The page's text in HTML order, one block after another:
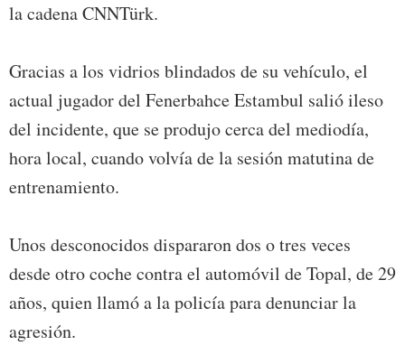
la cadena CNNTürk.
Gracias a los vidrios blindados de su vehículo, el
actual jugador del Fenerbahce Estambul salió ileso
del incidente, que se produjo cerca del mediodía,
hora local, cuando volvía de la sesión matutina de
entrenamiento.
Unos desconocidos dispararon dos o tres veces
desde otro coche contra el automóvil de Topal, de 29
años, quien llamó a la policía para denunciar la
agresión.